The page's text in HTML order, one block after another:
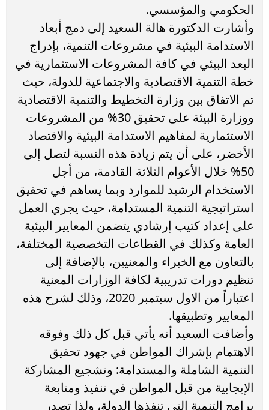
الحكومي والمؤسسي.
وأشارت الدكتورة هالة السعيد إلى دمج أبعاد
الاستدامة البيئية في مشروعات التنمية، بإدراج
البعد البيئي في كافة المشروعات الاستثمارية في
خطة التنمية الاقتصادية والاجتماعية للدولة، حيث
تم الاتفاق بين وزارة التخطيط والتنمية الاقتصادية
ووزارة البيئة على تحقيق 30% من المشروعات
الاستثمارية لمفاهيم الاستدامة البيئية والاقتصاد
الأخضر، على أن يتم زيادة هذه النسبة لتصل إلى
50% خلال الأعوام الثلاثة القادمة، من أجل
الاستخدام الرشيد للموارد وبما يساهم في تحقيق
استراتيجية التنمية المستدامة، حيث يجري العمل
على إعداد كتيب إرشادي يتضمن المعايير البيئية
العامة وكذلك في القطاعات التخصصية المختلفة،
بالتعاون مع الخبراء والمعنيين، بالإضافة إلى
تنظيم دورات تدريبية لكافة الوزارات المعنية
اعتباراً من الاول سبتمبر 2020، وذلك لشرح هذه
المعايير وتطبيقها.
وأضافت السعيد أنه يأتي قبل كل ذلك وفوقه
الاهتمام بإشراك المواطن في جهود تحقيق
التنمية الشاملة والمستدامة: وتشجيع المشاركة
الإيجابية من قبل المواطن في تنفيذ ومتابعة
برامج التنمية التي تنفذها الدولة، ولذا تصدر